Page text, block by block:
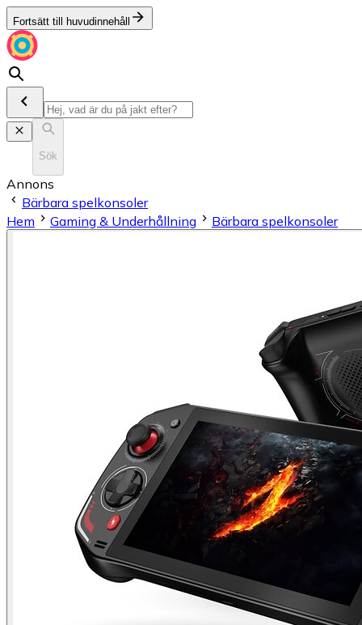
Fortsätt till huvudinnehåll
Sök
Annons
Bärbara spelkonsoler
Hem
Gaming & Underhållning Bärbara spelkonsoler